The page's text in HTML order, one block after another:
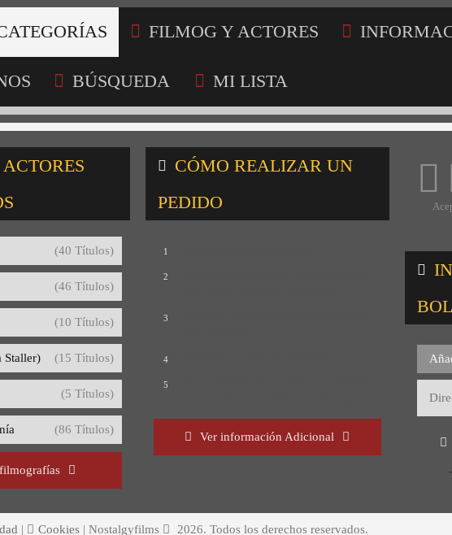
FILMOG Y ACTORES
BÚSQUEDA MI LISTA
(40 Títulos)
(46 Títulos)
(10 Títulos)
Staller) (15 Títulos)
(5 Títulos)
(86 Títulos)
CÓMO REALIZAR UN
PEDIDO
1
2
3
4
5
Ver información Adicional
| Cookies | Nostalgyfilms 2026. Todos los derechos reservados.